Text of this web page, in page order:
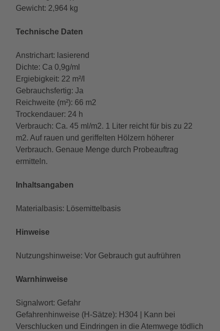
Gewicht: 2,964 kg
Technische Daten
Anstrichart: lasierend
Dichte: Ca 0,9g/ml
Ergiebigkeit: 22 m²/l
Gebrauchsfertig: Ja
Reichweite (m²): 66 m2
Trockendauer: 24 h
Verbrauch: Ca. 45 ml/m2. 1 Liter reicht für bis zu 22
m2. Auf rauen und geriffelten Hölzern höherer
Verbrauch. Genaue Menge durch Probeauftrag
ermitteln.
Inhaltsangaben
Materialbasis: Lösemittelbasis
Hinweise
Nutzungshinweise: Vor Gebrauch gut aufrühren
Warnhinweise
Signalwort: Gefahr
Gefahrenhinweise (H-Sätze): H304 | Kann bei
Verschlucken und Eindringen in die Atemwege tödlich